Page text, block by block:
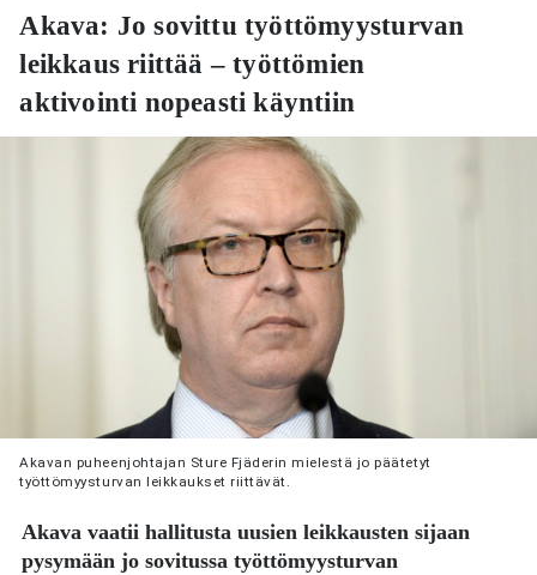
Akava: Jo sovittu työttömyysturvan
leikkaus riittää – työttömien
aktivointi nopeasti käyntiin
Akavan puheenjohtajan Sture Fjäderin mielestä jo päätetyt
työttömyysturvan leikkaukset riittävät.
Akava vaatii hallitusta uusien leikkausten sijaan
pysymään jo sovitussa työttömyysturvan